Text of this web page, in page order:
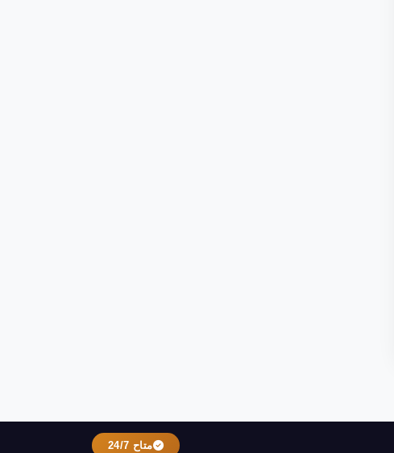
متاح 24/7